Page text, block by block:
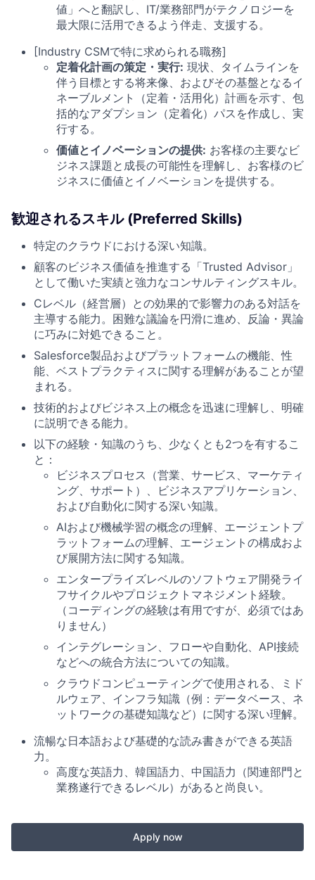
値」へと翻訳し、IT/業務部門がテクノロジーを
最大限に活用できるよう伴走、支援する。
[Industry CSMで特に求められる職務]
定着化計画の策定・実行: 現状、タイムラインを
伴う目標とする将来像、およびその基盤となるイ
ネーブルメント（定着・活用化）計画を示す、包
括的なアダプション（定着化）パスを作成し、実
行する。
価値とイノベーションの提供: お客様の主要なビ
ジネス課題と成長の可能性を理解し、お客様のビ
ジネスに価値とイノベーションを提供する。
歓迎されるスキル (Preferred Skills)
特定のクラウドにおける深い知識。
顧客のビジネス価値を推進する「Trusted Advisor」
として働いた実績と強力なコンサルティングスキル。
Cレベル（経営層）との効果的で影響力のある対話を
主導する能力。困難な議論を円滑に進め、反論・異論
に巧みに対処できること。
Salesforce製品およびプラットフォームの機能、性
能、ベストプラクティスに関する理解があることが望
まれる。
技術的およびビジネス上の概念を迅速に理解し、明確
に説明できる能力。
以下の経験・知識のうち、少なくとも2つを有するこ
と：
ビジネスプロセス（営業、サービス、マーケティ
ング、サポート）、ビジネスアプリケーション、
および自動化に関する深い知識。
AIおよび機械学習の概念の理解、エージェントプ
ラットフォームの理解、エージェントの構成およ
び展開方法に関する知識。
エンタープライズレベルのソフトウェア開発ライ
フサイクルやプロジェクトマネジメント経験。
（コーディングの経験は有用ですが、必須ではあ
りません）
インテグレーション、フローや自動化、API接続
などへの統合方法についての知識。
クラウドコンピューティングで使用される、ミド
ルウェア、インフラ知識（例：データベース、ネ
ットワークの基礎知識など）に関する深い理解。
流暢な日本語および基礎的な読み書きができる英語
力。
高度な英語力、韓国語力、中国語力（関連部門と
業務遂行できるレベル）があると尚良い。
Apply now